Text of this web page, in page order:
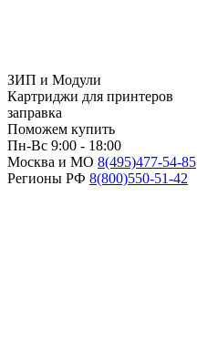
ЗИП и Модули
Картриджи для принтеров
заправка
Поможем купить
Пн-Вс 9:00 - 18:00
Москва и МО 8(495)477-54-85
Регионы РФ 8(800)550-51-42